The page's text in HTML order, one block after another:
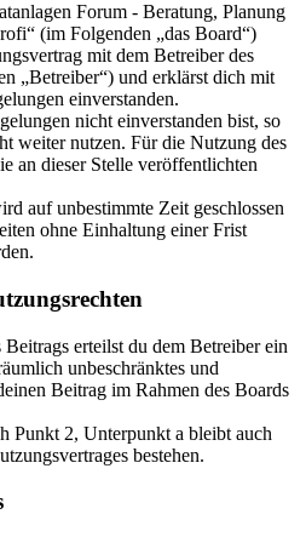
Forum - Beratung, Planung
(im Folgenden „das Board“)
mit dem Betreiber des
„Betreiber“) und erklärst dich mit
einverstanden.
nicht einverstanden bist, so
weiter nutzen. Für die Nutzung des
an dieser Stelle veröffentlichten
auf unbestimmte Zeit geschlossen
ohne Einhaltung einer Frist
erteilst du dem Betreiber ein
unbeschränktes und
Beitrag im Rahmen des Boards
Punkt 2, Unterpunkt a bleibt auch
bestehen.